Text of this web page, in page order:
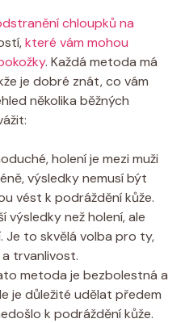
chloupků na
které vám mohou
. Každá metoda má
je dobré znát, co vám
několika běžných
holení je mezi muži
výsledky nemusí být
vést k podráždění kůže.
výsledky než holení, ale
Je to skvělá volba pro ty,
trvanlivost.
metoda je bezbolestná a
je důležité udělat předem
k podráždění kůže.